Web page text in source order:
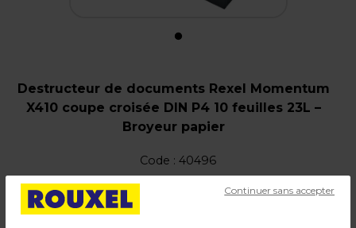
Destructeur de documents Rexel Momentum
X410 coupe croisée DIN P4 10 feuilles 23L –
Broyeur papier
Code : 40496
Couleur : Noir
Dimensions : L 23,8 x P 35,6 x H 42,3 cm
Poids : 6,50 kg
Continuer sans accepter